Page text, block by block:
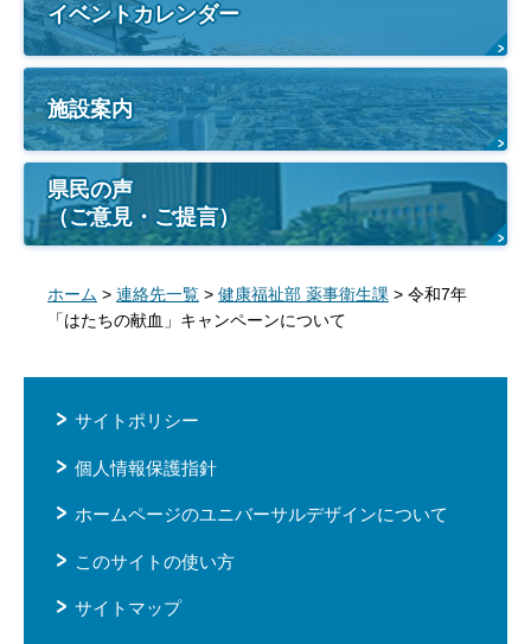
イベントカレンダー
施設案内
県民の声
（ご意見・ご提言）
ホーム > 連絡先一覧 > 健康福祉部 薬事衛生課 > 令和7年
「はたちの献血」キャンペーンについて
サイトポリシー
個人情報保護指針
ホームページのユニバーサルデザインについて
このサイトの使い方
サイトマップ